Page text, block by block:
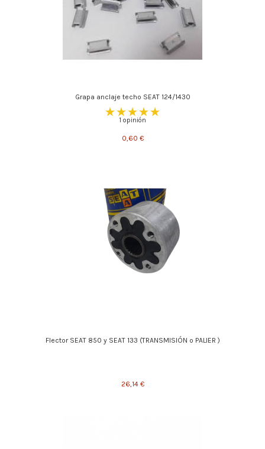
Grapa anclaje techo SEAT 124/1430
1 opinión
0,60 €
Flector SEAT 850 y SEAT 133 (TRANSMISIÓN o PALIER )
26,14 €